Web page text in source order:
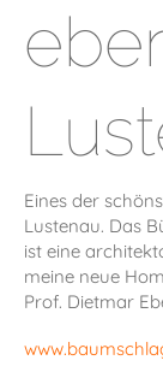
Eines der
Lustenau. Das
ist eine
meine neue
Prof. Dietmar